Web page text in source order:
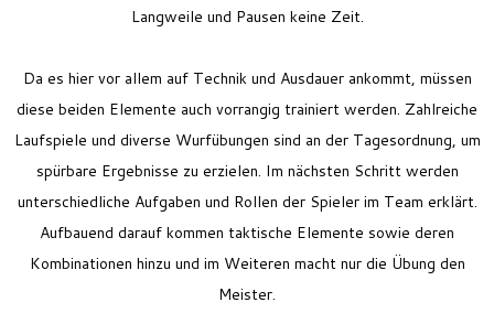
Langweile und Pausen keine Zeit.
Da es hier vor allem auf Technik und Ausdauer ankommt, müssen
diese beiden Elemente auch vorrangig trainiert werden. Zahlreiche
Laufspiele und diverse Wurfübungen sind an der Tagesordnung, um
spürbare Ergebnisse zu erzielen. Im nächsten Schritt werden
unterschiedliche Aufgaben und Rollen der Spieler im Team erklärt.
Aufbauend darauf kommen taktische Elemente sowie deren
Kombinationen hinzu und im Weiteren macht nur die Übung den
Meister.